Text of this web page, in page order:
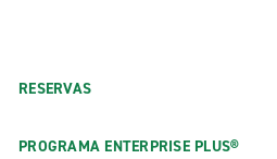
RESERVAS
PROGRAMA ENTERPRISE PLUS®